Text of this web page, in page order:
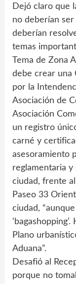
Dejó claro que
no deberían
deberían
temas
Tema de Zona
debe crear una
por la
Asociación de
Asociación
un registro
carné y
asesoramiento
reglamentaria y
ciudad, frente
Paseo 33
ciudad,
Plano
Aduana”.
Desafió al
porque no